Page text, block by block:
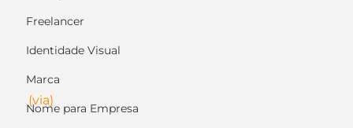
Freelancer
Identidade Visual
Marca
Nome para Empresa
(via)